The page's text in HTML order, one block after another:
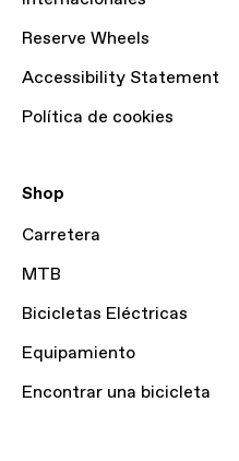
Reserve Wheels
Accessibility Statement
Política de cookies
Shop
Carretera
MTB
Bicicletas Eléctricas
Equipamiento
Encontrar una bicicleta